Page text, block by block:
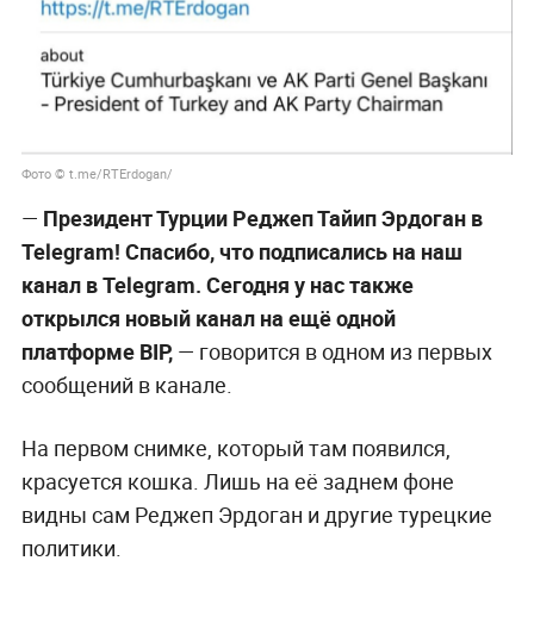
Фото © t.me/RTErdogan/
— Президент Турции Реджеп Тайип Эрдоган в
Telegram! Спасибо, что подписались на наш
канал в Telegram. Сегодня у нас также
открылся новый канал на ещё одной
платформе BIP, — говорится в одном из первых
сообщений в канале.
На первом снимке, который там появился,
красуется кошка. Лишь на её заднем фоне
видны сам Реджеп Эрдоган и другие турецкие
политики.